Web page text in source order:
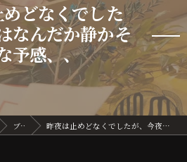
どなくでした
なんだか静かそ
予感、、
ブログ 昨夜は止めどなくでしたが、今夜はなんだか静かそうな予感、、